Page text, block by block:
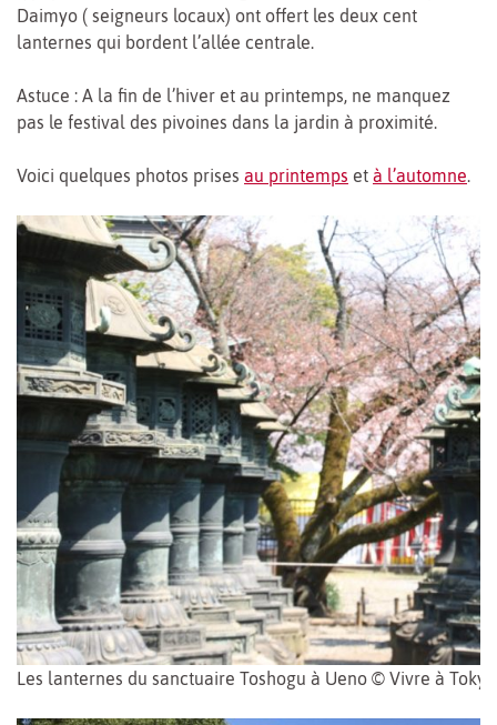
Daimyo ( seigneurs locaux) ont offert les deux cent
lanternes qui bordent l’allée centrale.
Astuce : A la fin de l’hiver et au printemps, ne manquez
pas le festival des pivoines dans la jardin à proximité.
Voici quelques photos prises au printemps et à l’automne.
Les lanternes du sanctuaire Toshogu à Ueno © Vivre à Tokyo